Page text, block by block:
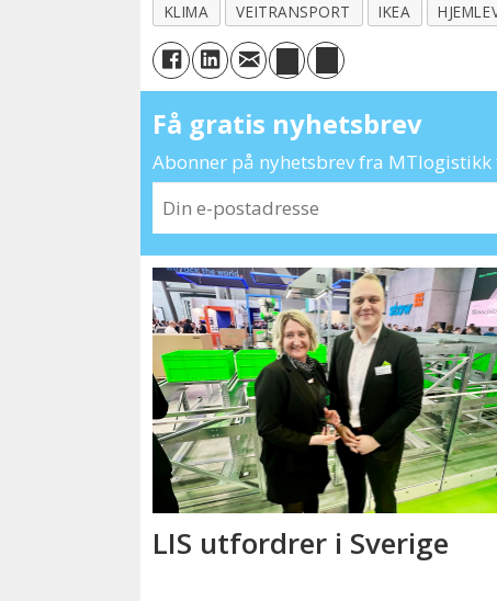
KLIMA VEITRANSPORT IKEA
Få gratis nyhetsbrev
Abonner på nyhetsbrev fra MTlogistikk
LIS utfordrer i Sverige